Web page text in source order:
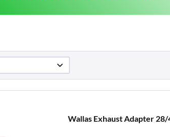
Wallas Exhaust Adapter 28/